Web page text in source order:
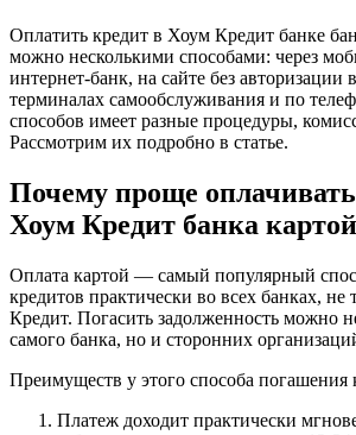
Оплатить кредит в Хоум Кредит банке
можно несколькими способами: через
интернет-банк, на сайте без авторизации
терминалах самообслуживания и по
способов имеет разные процедуры,
Рассмотрим их подробно в статье.
Почему проще
Хоум Кредит банка
Оплата картой — самый популярный
кредитов практически во всех банках, не
Кредит. Погасить задолженность можно
самого банка, но и сторонних
Преимуществ у этого способа погашения
Платеж доходит практически